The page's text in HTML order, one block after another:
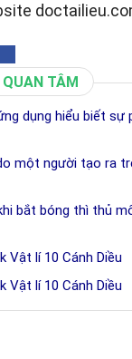
QUAN TÂM
dụng hiểu biết sự
một người tạo ra
bắt bóng thì thủ
Vật lí 10 Cánh Diều
Vật lí 10 Cánh Diều